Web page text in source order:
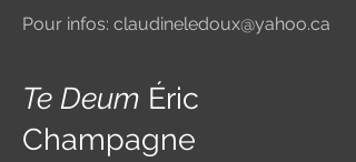
Pour infos: claudineledoux@yahoo.ca
Te Deum Éric
Champagne